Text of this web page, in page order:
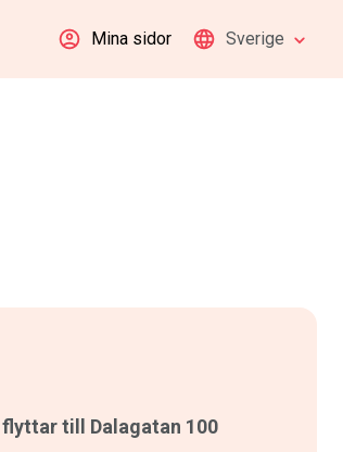
Mina sidor Sverige
till Dalagatan 100